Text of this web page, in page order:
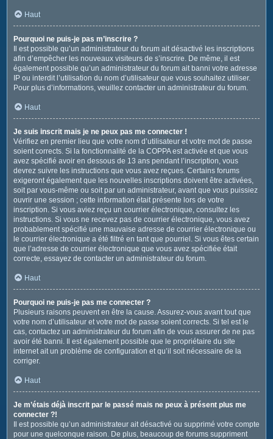
Haut
Pourquoi ne puis-je pas m’inscrire ?
Il est possible qu’un administrateur du forum ait désactivé les inscriptions
afin d’empêcher les nouveaux visiteurs de s’inscrire. De même, il est
également possible qu’un administrateur du forum ait banni votre adresse
IP ou interdit l’utilisation du nom d’utilisateur que vous souhaitez utiliser.
Pour plus d’informations, veuillez contacter un administrateur du forum.
Haut
Je suis inscrit mais je ne peux pas me connecter !
Vérifiez en premier lieu que votre nom d’utilisateur et votre mot de passe
soient corrects. Si la fonctionnalité de la COPPA est activée et que vous
avez spécifié avoir en dessous de 13 ans pendant l’inscription, vous
devrez suivre les instructions que vous avez reçues. Certains forums
exigeront également que les nouvelles inscriptions doivent être activées,
soit par vous-même ou soit par un administrateur, avant que vous puissiez
ouvrir une session ; cette information était présente lors de votre
inscription. Si vous aviez reçu un courrier électronique, consultez les
instructions. Si vous ne recevez pas de courrier électronique, vous avez
probablement spécifié une mauvaise adresse de courrier électronique ou
le courrier électronique a été filtré en tant que pourriel. Si vous êtes certain
que l’adresse de courrier électronique que vous avez spécifiée était
correcte, essayez de contacter un administrateur du forum.
Haut
Pourquoi ne puis-je pas me connecter ?
Plusieurs raisons peuvent en être la cause. Assurez-vous avant tout que
votre nom d’utilisateur et votre mot de passe soient corrects. Si tel est le
cas, contactez un administrateur du forum afin de vous assurer de ne pas
avoir été banni. Il est également possible que le propriétaire du site
internet ait un problème de configuration et qu’il soit nécessaire de la
corriger.
Haut
Je m’étais déjà inscrit par le passé mais ne peux à présent plus me
connecter ?!
Il est possible qu’un administrateur ait désactivé ou supprimé votre compte
pour une quelconque raison. De plus, beaucoup de forums suppriment